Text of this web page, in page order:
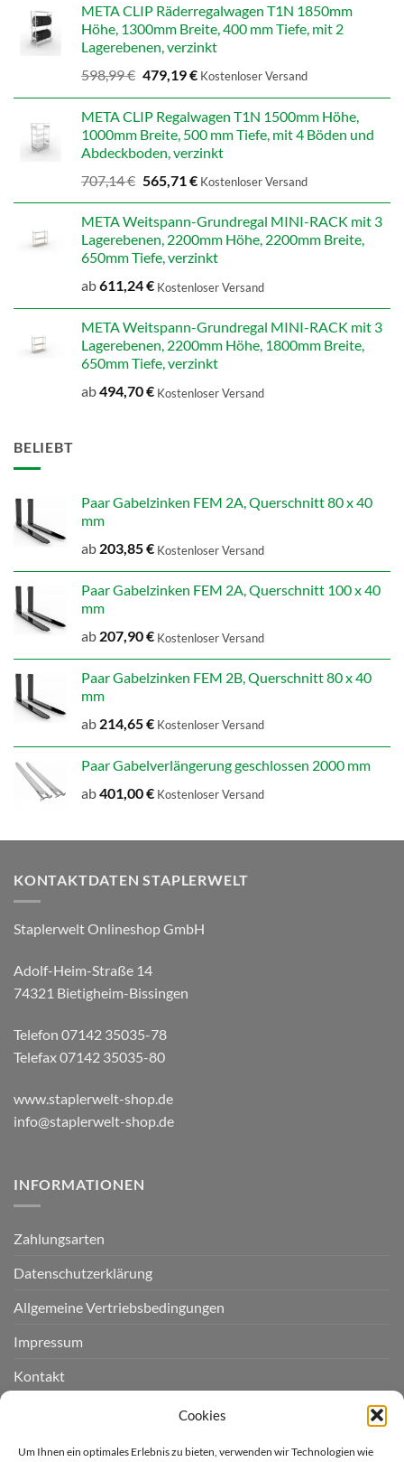
Cookies
Um Ihnen ein optimales Erlebnis zu bieten, verwenden wir Technologien wie
META CLIP Räderregalwagen T1N 1850mm
Höhe, 1300mm Breite, 400 mm Tiefe, mit 2
Lagerebenen, verzinkt
598,99€ Ursprünglicher
Preis
598,99 €
479,19€Aktueller
479,19 €.
Kostenloser Versand
META CLIP Regalwagen T1N 1500mm Höhe,
1000mm Breite, 500 mm Tiefe, mit 4 Böden und
Abdeckboden, verzinkt
707,14€ Ursprünglicher
Preis
707,14 €
565,71€Aktueller
565,71 €.
Kostenloser Versand
META Weitspann-Grundregal MINI-RACK mit 3
Lagerebenen, 2200mm Höhe, 2200mm Breite,
650mm Tiefe, verzinkt
ab611,24€ Kostenloser Versand
META Weitspann-Grundregal MINI-RACK mit 3
Lagerebenen, 2200mm Höhe, 1800mm Breite,
650mm Tiefe, verzinkt
ab494,70€ Kostenloser Versand
BELIEBT
Paar Gabelzinken FEM 2A, Querschnitt 80 x 40
mm
ab203,85€ Kostenloser Versand
Paar Gabelzinken FEM 2A, Querschnitt 100 x 40
mm
ab 207,90€ Kostenloser Versand
Paar Gabelzinken FEM 2B, Querschnitt 80 x 40
mm
ab 214,65€ Kostenloser Versand
Paar Gabelverlängerung geschlossen 2000 mm
ab401,00€ Kostenloser Versand
KONTAKTDATEN STAPLERWELT
Staplerwelt Onlineshop GmbH
Adolf-Heim-Straße 14
74321 Bietigheim-Bissingen
Telefon 07142 35035-78
Telefax 07142 35035-80
www.staplerwelt-shop.de
info@staplerwelt-shop.de
INFORMATIONEN
Zahlungsarten
Datenschutzerklärung
Allgemeine Vertriebsbedingungen
Impressum
Kontakt
Cookie-Richtlinie (EU)